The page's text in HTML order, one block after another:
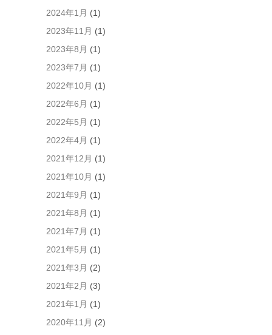
2024年1月 (1)
2023年11月 (1)
2023年8月 (1)
2023年7月 (1)
2022年10月 (1)
2022年6月 (1)
2022年5月 (1)
2022年4月 (1)
2021年12月 (1)
2021年10月 (1)
2021年9月 (1)
2021年8月 (1)
2021年7月 (1)
2021年5月 (1)
2021年3月 (2)
2021年2月 (3)
2021年1月 (1)
2020年11月 (2)